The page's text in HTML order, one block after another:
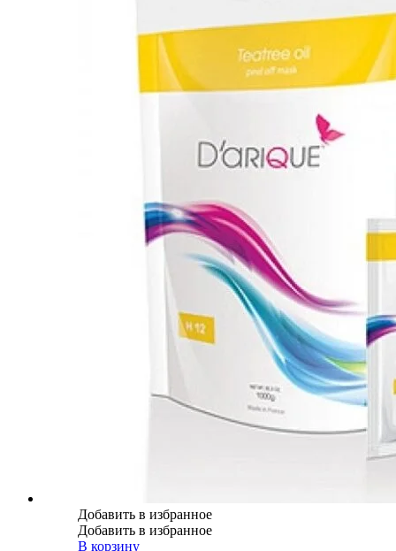
Добавить в избранное
Добавить в избранное
В корзину